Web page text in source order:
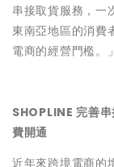
串接取貨服務，一
東南亞地區的消費
電商的經營門檻。」
SHOPLINE完善
費開通
近年來跨境電商的